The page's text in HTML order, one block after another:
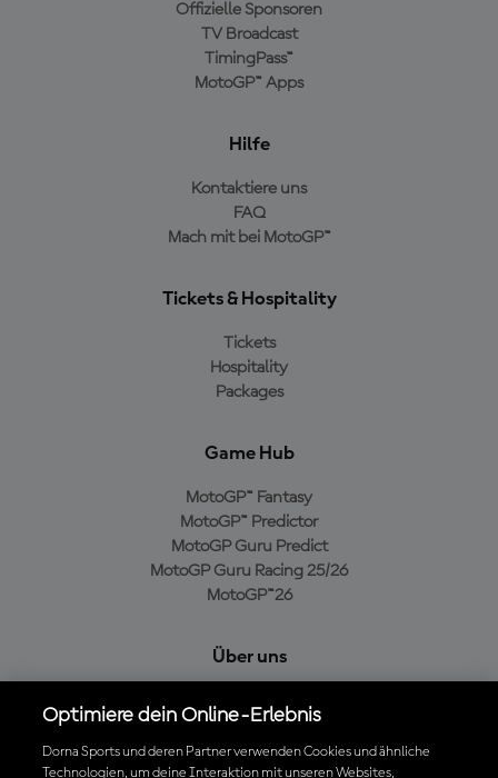
Offizielle Sponsoren
TV Broadcast
TimingPass™
MotoGP™ Apps
Hilfe
Kontaktiere uns
FAQ
Mach mit bei MotoGP™
Tickets & Hospitality
Tickets
Hospitality
Packages
Game Hub
MotoGP™ Fantasy
MotoGP™ Predictor
MotoGP Guru Predict
MotoGP Guru Racing 25/26
MotoGP™26
Über uns
Cookie-Richtlinien
Geschäftsbedingungen
Optimiere dein Online-Erlebnis
Dorna Sports und deren Partner verwenden Cookies und ähnliche
Technologien, um deine Interaktion mit unseren Websites,